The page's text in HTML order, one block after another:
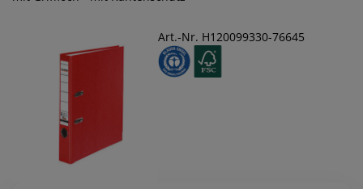
Art.-Nr. H120099330-76645